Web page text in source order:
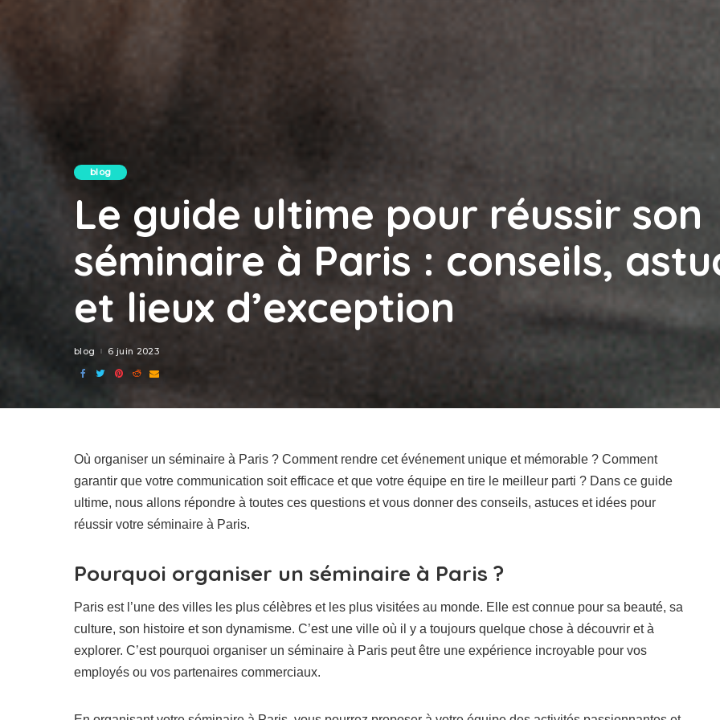
blog
Le guide ultime pour réussir son
séminaire à Paris : conseils,
et lieux d’exception
blog 6 juin 2023
Où organiser un séminaire à Paris ? Comment rendre cet événement unique et mémorable ? Comment
garantir que votre communication soit efficace et que votre équipe en tire le meilleur parti ? Dans ce guide
ultime, nous allons répondre à toutes ces questions et vous donner des conseils, astuces et idées pour
réussir votre séminaire à Paris.
Pourquoi organiser un séminaire à Paris ?
Paris est l’une des villes les plus célèbres et les plus visitées au monde. Elle est connue pour sa beauté, sa
culture, son histoire et son dynamisme. C’est une ville où il y a toujours quelque chose à découvrir et à
explorer. C’est pourquoi organiser un séminaire à Paris peut être une expérience incroyable pour vos
employés ou vos partenaires commerciaux.